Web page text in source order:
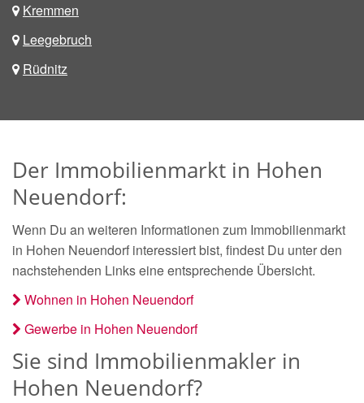
Kremmen
Leegebruch
Rüdnitz
Der Immobilienmarkt in Hohen
Neuendorf:
Wenn Du an weiteren Informationen zum Immobilienmarkt
in Hohen Neuendorf interessiert bist, findest Du unter den
nachstehenden Links eine entsprechende Übersicht.
Wohnen in Hohen Neuendorf
Gewerbe in Hohen Neuendorf
Sie sind Immobilienmakler in
Hohen Neuendorf?